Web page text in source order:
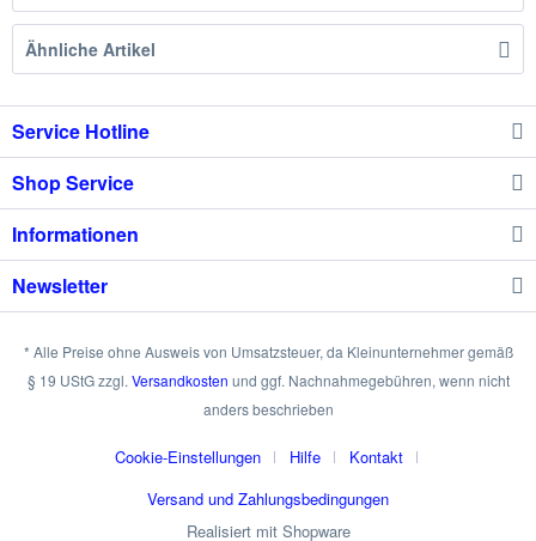
Ähnliche Artikel
Service Hotline
Shop Service
Informationen
Newsletter
* Alle Preise ohne Ausweis von Umsatzsteuer, da Kleinunternehmer gemäß
§ 19 UStG zzgl. Versandkosten und ggf. Nachnahmegebühren, wenn nicht
anders beschrieben
Cookie-Einstellungen Hilfe
Kontakt
Versand und Zahlungsbedingungen
Realisiert mit Shopware